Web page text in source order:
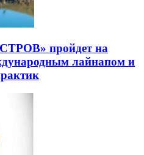
пройдет на
лайнапом и